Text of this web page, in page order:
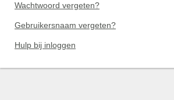
Wachtwoord vergeten?
Gebruikersnaam vergeten?
Hulp bij inloggen